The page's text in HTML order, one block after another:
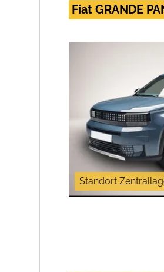
Fiat GRANDE
Standort